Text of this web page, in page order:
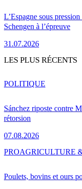
L’Espagne sous
Schengen à l’épreuve
31.07.2026
LES PLUS RÉCENTS
Sánchez riposte contre
rétorsion
07.08.2026
POLITIQUE
Poulets, bovins et ours
PROAGRICULTURE